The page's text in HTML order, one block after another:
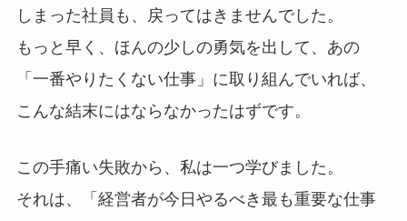
しまった社員も、戻ってはきませんでした。
もっと早く、ほんの少しの勇気を出して、あの
「一番やりたくない仕事」に取り組んでいれば、
こんな結末にはならなかったはずです。
この手痛い失敗から、私は一つ学びました。
それは、「経営者が今日やるべき最も重要な仕事